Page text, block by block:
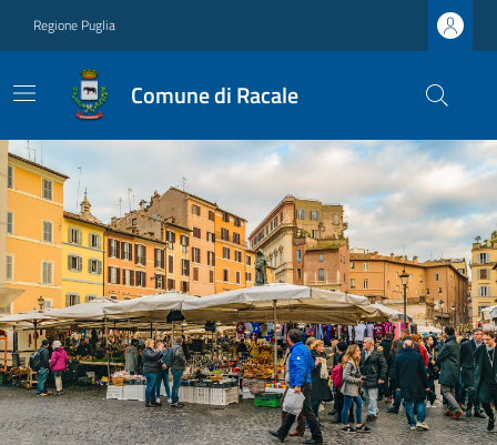
Regione Puglia
Comune di Racale